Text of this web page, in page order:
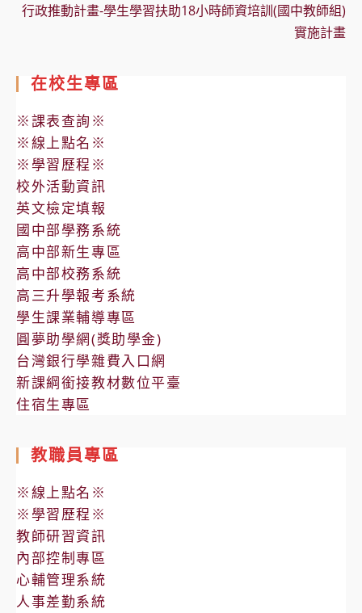
行政推動計畫-學生學習扶助18小時師資培訓(國中教師組)
實施計畫
在校生專區
※課表查詢※
※線上點名※
※學習歷程※
校外活動資訊
英文檢定填報
國中部學務系統
高中部新生專區
高中部校務系統
高三升學報考系統
學生課業輔導專區
圓夢助學網(獎助學金)
台灣銀行學雜費入口網
新課綱銜接教材數位平臺
住宿生專區
教職員專區
※線上點名※
※學習歷程※
教師研習資訊
內部控制專區
心輔管理系統
人事差勤系統